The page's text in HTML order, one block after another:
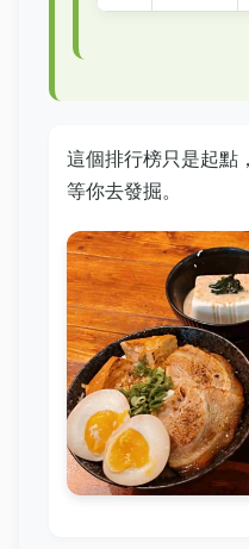
這個排行榜只是起點
等你去發掘。